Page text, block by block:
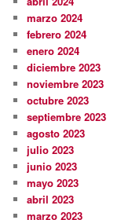
marzo 2024
febrero 2024
enero 2024
diciembre 2023
noviembre 2023
octubre 2023
septiembre 2023
agosto 2023
julio 2023
junio 2023
mayo 2023
abril 2023
marzo 2023